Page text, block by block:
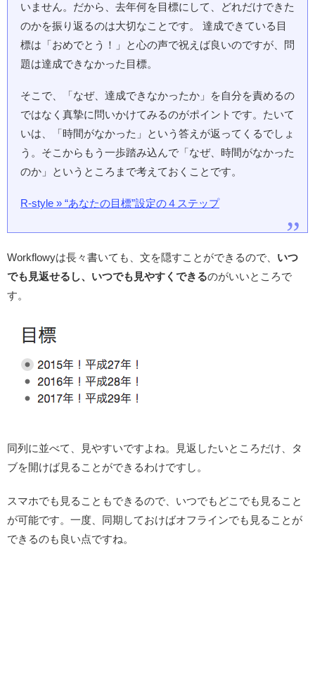
いません。だから、去年何を目標にして、どれだけできた
のかを振り返るのは大切なことです。 達成できている目
標は「おめでとう！」と心の声で祝えば良いのですが、問
題は達成できなかった目標。
そこで、「なぜ、達成できなかったか」を自分を責めるの
ではなく真摯に問いかけてみるのがポイントです。たいて
いは、「時間がなかった」という答えが返ってくるでしょ
う。そこからもう一歩踏み込んで「なぜ、時間がなかった
のか」というところまで考えておくことです。
R-style » “あなたの目標”設定の４ステップ
Workflowyは長々書いても、文を隠すことができるので、 いつ
でも見返せるし、いつでも見やすくできるのがいいところで
す。
同列に並べて、見やすいですよね。見返したいところだけ、タ
ブを開けば見ることができるわけですし。
スマホでも見ることもできるので、いつでもどこでも見ること
が可能です。一度、同期しておけばオフラインでも見ることが
できるのも良い点ですね。